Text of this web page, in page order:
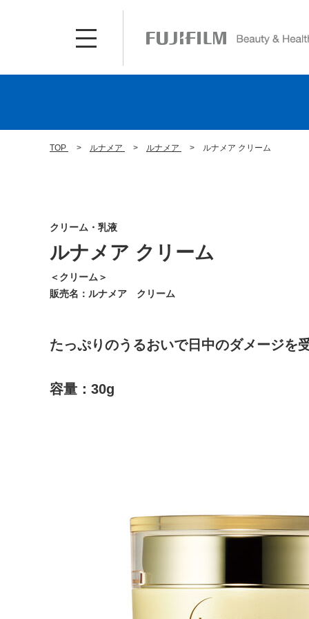
TOP ルナメア ルナメア ルナメア クリーム
クリーム・乳液
ルナメア クリーム
＜クリーム＞
販売名：ルナメア クリーム
たっぷりのうるおいで日中のダメージを
容量：30g